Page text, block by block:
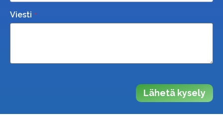
Viesti
Lähetä kysely